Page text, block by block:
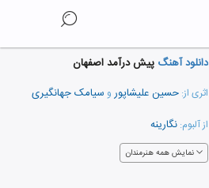
دانلود آهنگ پیش درآمد اصفهان
اثری از: حسین علیشاپور و سیامک جهانگیری
از آلبوم: نگارینه
نمایش همه هنرمندان